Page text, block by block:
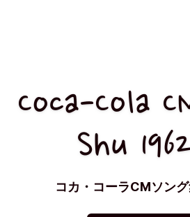
Coca-Cola
Shu
コカ・コーラCMソン